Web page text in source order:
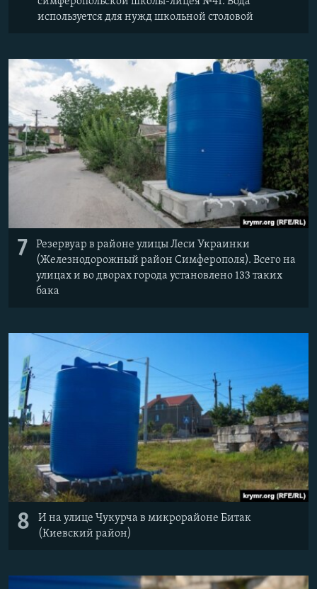
используется для нужд школьной столовой
7
Резервуар в районе улицы Леси Украинки
(Железнодорожный район Симферополя). Всего на
улицах и во дворах города установлено 133 таких
бака
8
И на улице Чукурча в микрорайоне Битак
(Киевский район)